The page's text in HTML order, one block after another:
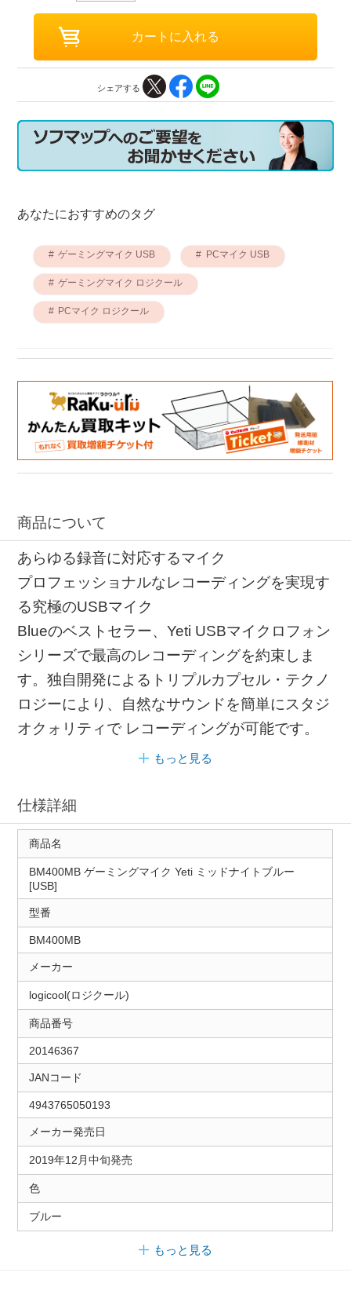
シェアする
あなたにおすすめのタグ
ゲーミングマイク USB PCマイク USB
ゲーミングマイク ロジクール
PCマイク ロジクール
商品について
あらゆる録音に対応するマイク
プロフェッショナルなレコーディングを実現す
る究極のUSBマイク
Blueのベストセラー、Yeti USBマイクロフォン
シリーズで最高のレコーディングを約束しま
す。独自開発によるトリプルカプセル・テクノ
ロジーにより、自然なサウンドを簡単にスタジ
オクォリティで レコーディングが可能です。
もっと見る
仕様詳細
商品名
BM400MB ゲーミングマイク Yeti ミッドナイトブルー
[USB]
型番
BM400MB
メーカー
logicool(ロジクール)
商品番号
20146367
JANコード
4943765050193
メーカー発売日
2019年12月中旬発売
色
ブルー
もっと見る